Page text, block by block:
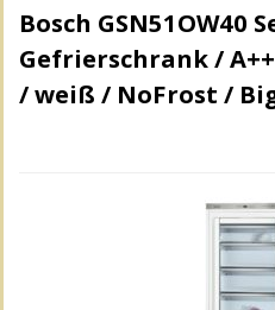
Bosch GSN51OW40
Gefrierschrank /
/ weiß / NoFrost /